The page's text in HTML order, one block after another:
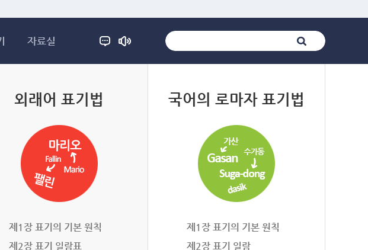
자료실
외래어 표기법
제1장 표기의 기본 원칙
제2장 표기 일람표
국어의 로마자 표기법
제1장 표기의 기본 원칙
제2장 표기 일람